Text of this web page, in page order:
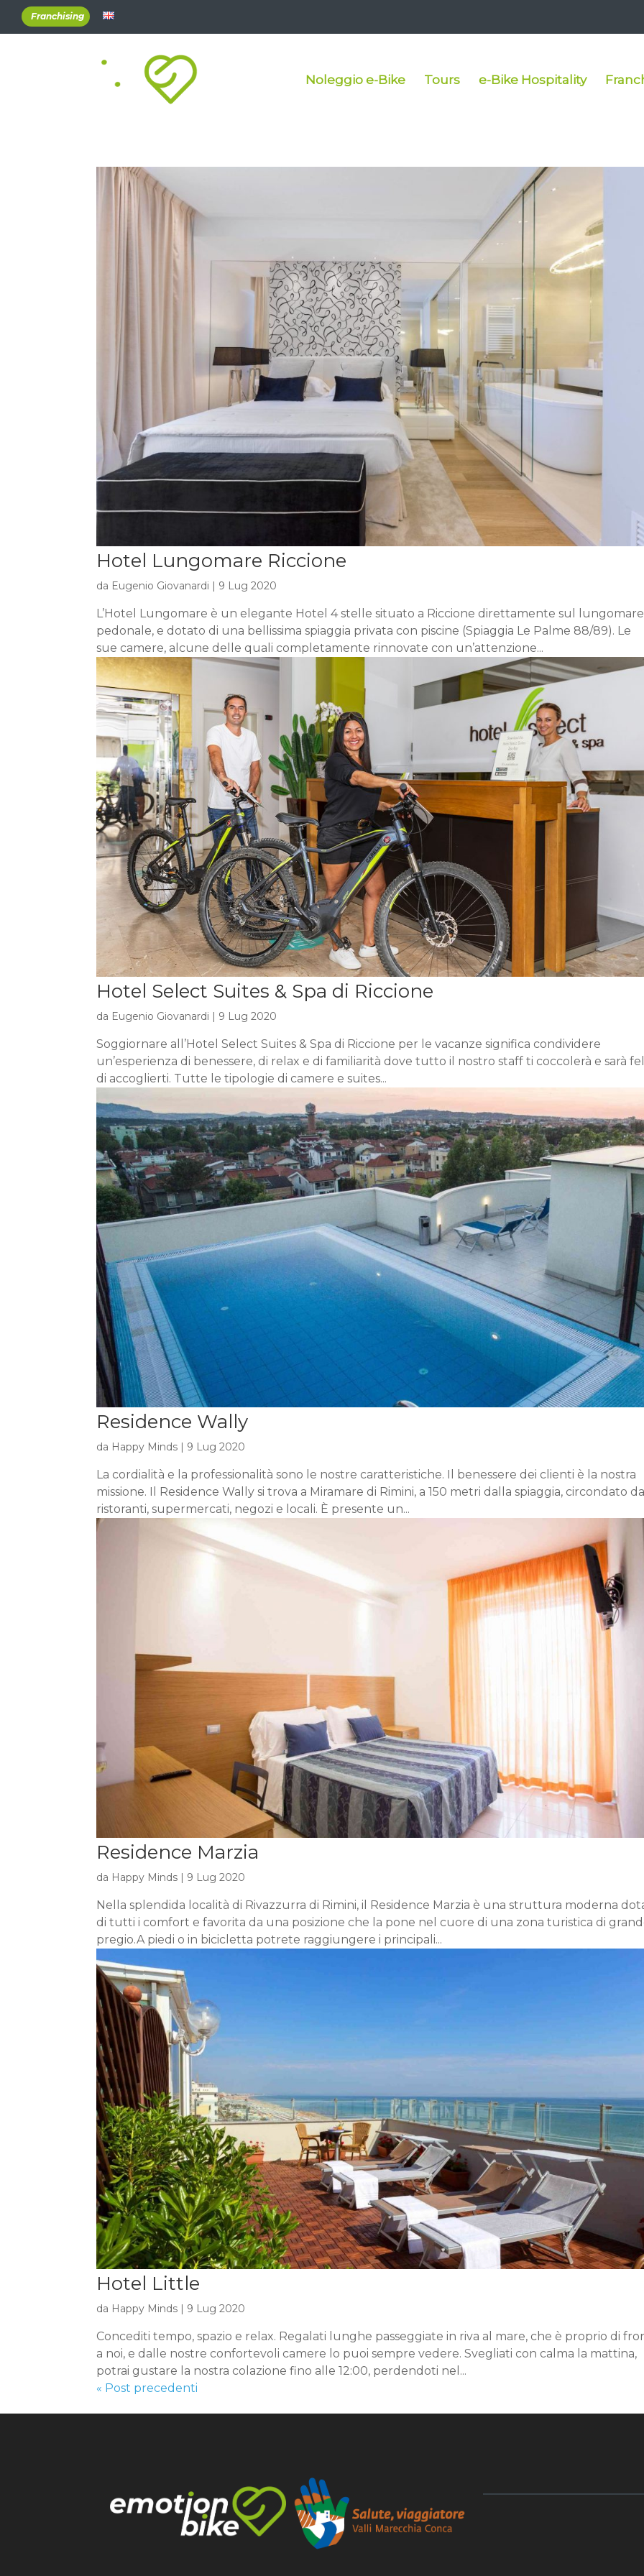
Franchising
Noleggio e-Bike Tours e-Bike Hospitality
Hotel Lungomare Riccione
da Eugenio Giovanardi | 9 Lug 2020
L’Hotel Lungomare è un elegante Hotel 4 stelle situato a Riccione direttamente sul lungomare
pedonale, e dotato di una bellissima spiaggia privata con piscine (Spiaggia Le Palme 88/89). Le
sue camere, alcune delle quali completamente rinnovate con un’attenzione...
Hotel Select Suites & Spa di Riccione
da Eugenio Giovanardi 9 Lug 2020
Soggiornare all’Hotel Select Suites & Spa di Riccione per le vacanze significa condividere
un’esperienza di benessere, di relax e di familiarità dove tutto il nostro staff ti coccolerà e sarà
di accoglierti. Tutte le tipologie di camere e suites...
Residence Wally
da Happy Minds 9 Lug 2020
La cordialità e la professionalità sono le nostre caratteristiche. Il benessere dei clienti è la nostra
missione. Il Residence Wally si trova a Miramare di Rimini, a 150 metri dalla spiaggia, circondato
ristoranti, supermercati, negozi e locali. È presente un...
Residence Marzia
da Happy Minds 9 Lug 2020
Nella splendida località di Rivazzurra di Rimini, il Residence Marzia è una struttura moderna
di tutti i comfort e favorita da una posizione che la pone nel cuore di una zona turistica di
pregio.A piedi o in bicicletta potrete raggiungere i principali...
Hotel Little
da Happy Minds | 9 Lug 2020
Concediti tempo, spazio e relax. Regalati lunghe passeggiate in riva al mare, che è proprio di
a noi, e dalle nostre confortevoli camere lo puoi sempre vedere. Svegliati con calma la mattina,
potrai gustare la nostra colazione fino alle 12:00, perdendoti nel...
« Post precedenti